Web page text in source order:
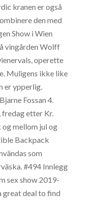
kranen er også
den med
Show i Wien
vingården Wolff
operette
Muligens ikke like
er ypperlig.
Fossan 4.
fredag etter Kr.
mellom jul og
Backpack
som
#494 Innlegg
sex show 2019-
great deal to find